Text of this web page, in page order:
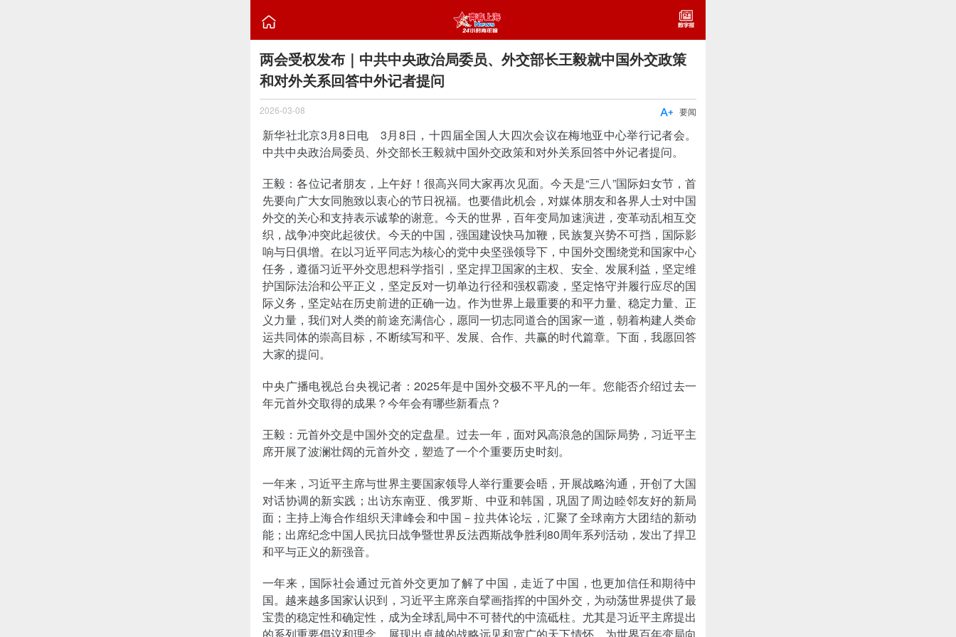

两会受权发布｜中共中央政治局委员、外交部长王毅就中国外交政策
和对外关系回答中外记者提问
2026-03-08 要闻

新华社北京3月8日电 3月8日，十四届全国人大四次会议在梅地亚中心举行记者会。
中共中央政治局委员、外交部长王毅就中国外交政策和对外关系回答中外记者提问。
王毅：各位记者朋友，上午好！很高兴同大家再次见面。今天是“三八”国际妇女节，首
先要向广大女同胞致以衷心的节日祝福。也要借此机会，对媒体朋友和各界人士对中国
外交的关心和支持表示诚挚的谢意。今天的世界，百年变局加速演进，变革动乱相互交
织，战争冲突此起彼伏。今天的中国，强国建设快马加鞭，民族复兴势不可挡，国际影
响与日俱增。在以习近平同志为核心的党中央坚强领导下，中国外交围绕党和国家中心
任务，遵循习近平外交思想科学指引，坚定捍卫国家的主权、安全、发展利益，坚定维
护国际法治和公平正义，坚定反对一切单边行径和强权霸凌，坚定恪守并履行应尽的国
际义务，坚定站在历史前进的正确一边。作为世界上最重要的和平力量、稳定力量、正
义力量，我们对人类的前途充满信心，愿同一切志同道合的国家一道，朝着构建人类命
运共同体的崇高目标，不断续写和平、发展、合作、共赢的时代篇章。下面，我愿回答
大家的提问。
中央广播电视总台央视记者：2025年是中国外交极不平凡的一年。您能否介绍过去一
年元首外交取得的成果？今年会有哪些新看点？
王毅：元首外交是中国外交的定盘星。过去一年，面对风高浪急的国际局势，习近平主
席开展了波澜壮阔的元首外交，塑造了一个个重要历史时刻。
一年来，习近平主席与世界主要国家领导人举行重要会晤，开展战略沟通，开创了大国
对话协调的新实践；出访东南亚、俄罗斯、中亚和韩国，巩固了周边睦邻友好的新局
面；主持上海合作组织天津峰会和中国－拉共体论坛，汇聚了全球南方大团结的新动
能；出席纪念中国人民抗日战争暨世界反法西斯战争胜利80周年系列活动，发出了捍卫
和平与正义的新强音。
一年来，国际社会通过元首外交更加了解了中国，走近了中国，也更加信任和期待中
国。越来越多国家认识到，习近平主席亲自擘画指挥的中国外交，为动荡世界提供了最
宝贵的稳定性和确定性，成为全球乱局中不可替代的中流砥柱。尤其是习近平主席提出